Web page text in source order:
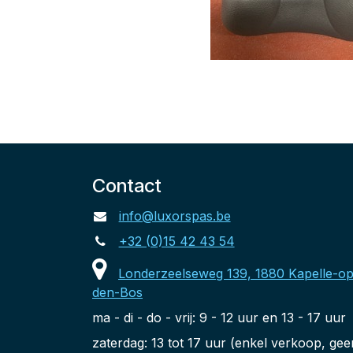
Contact
info@luxorspas.be
+32 (0)15 42 43 54
Londerzeelseweg 139, 1880 Kapelle-
den-Bos
ma - di - do - vrij: 9 - 12 uur en 13 - 17 uur
zaterdag: 13 tot 17 uur (enkel verkoop,